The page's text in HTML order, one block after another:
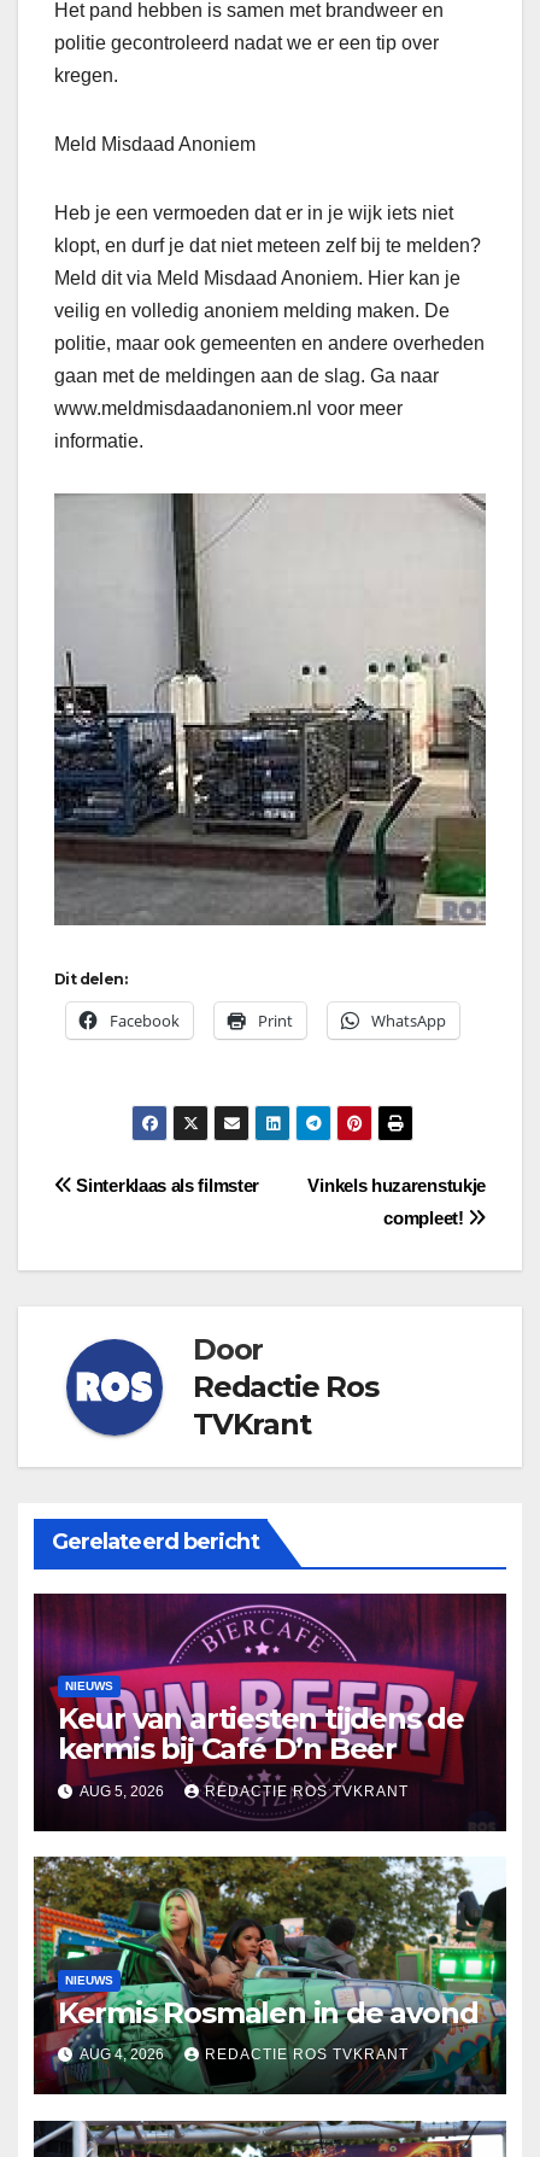
Het pand hebben is samen met brandweer en
politie gecontroleerd nadat we er een tip over
kregen.
Meld Misdaad Anoniem
Heb je een vermoeden dat er in je wijk iets niet
klopt, en durf je dat niet meteen zelf bij te melden?
Meld dit via Meld Misdaad Anoniem. Hier kan je
veilig en volledig anoniem melding maken. De
politie, maar ook gemeenten en andere overheden
gaan met de meldingen aan de slag. Ga naar
www.meldmisdaadanoniem.nl voor meer
informatie.
Dit delen:
Facebook Print WhatsApp
Bericht
Vinkels huzarenstukje
compleet!
Sinterklaas als filmster
Door
Redactie Ros
TVKrant
Gerelateerd bericht
NIEUWS
Keur van artiesten tijdens de
kermis bij Café D’n Beer
AUG 5, 2026 REDACTIE ROS TVKRANT
NIEUWS
Kermis Rosmalen in de avond
AUG 4, 2026 REDACTIE ROS TVKRANT